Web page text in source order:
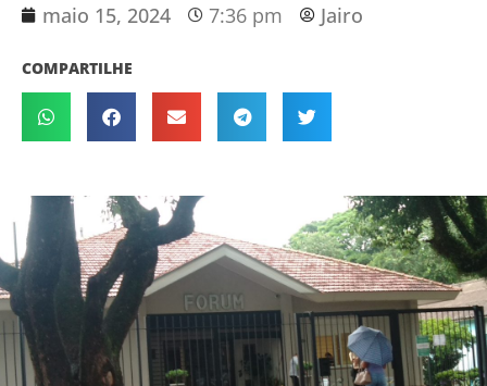
maio 15, 2024 7:36 pm Jairo
COMPARTILHE